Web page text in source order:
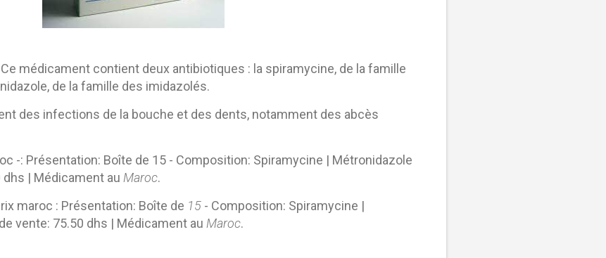
médicament contient deux antibiotiques : la spiramycine, de la famille
de la famille des imidazolés.
des infections de la bouche et des dents, notamment des abcès
-: Présentation: Boîte de 15 - Composition: Spiramycine | Métronidazole
| Médicament au Maroc.
maroc : Présentation: Boîte de 15 - Composition: Spiramycine |
vente: 75.50 dhs | Médicament au Maroc.